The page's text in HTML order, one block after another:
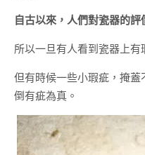
自古以來，人們對瓷器的評
所以一旦有人看到瓷器上有
但有時候一些小瑕疵，掩
倒有疵為真。